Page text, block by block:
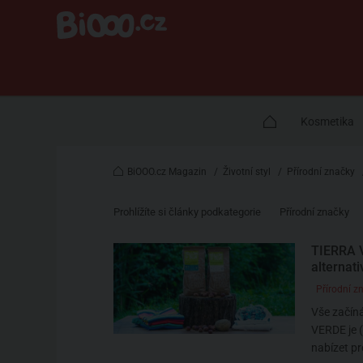
Kosmetika
BiOOO.cz Magazin / Životní styl / Přírodní značky
Prohlížíte si články podkategorie Přírodní značky
TIERRA
Přírodní
Vše
VERDE
nabízet